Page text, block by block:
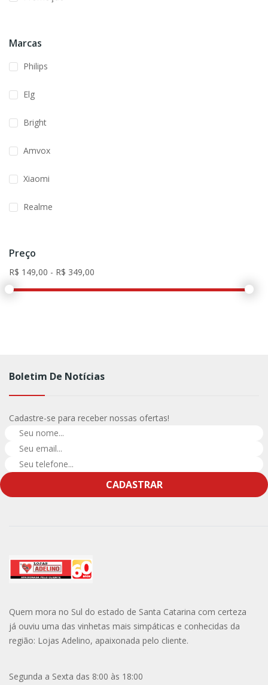
Marcas
Philips
Elg
Bright
Amvox
Xiaomi
Realme
Preço
Boletim De Notícias
Cadastre-se para receber nossas ofertas!
CADASTRAR
Quem mora no Sul do estado de Santa Catarina com certeza
já ouviu uma das vinhetas mais simpáticas e conhecidas da
região: Lojas Adelino, apaixonada pelo cliente.
Segunda a Sexta das 8:00 às 18:00